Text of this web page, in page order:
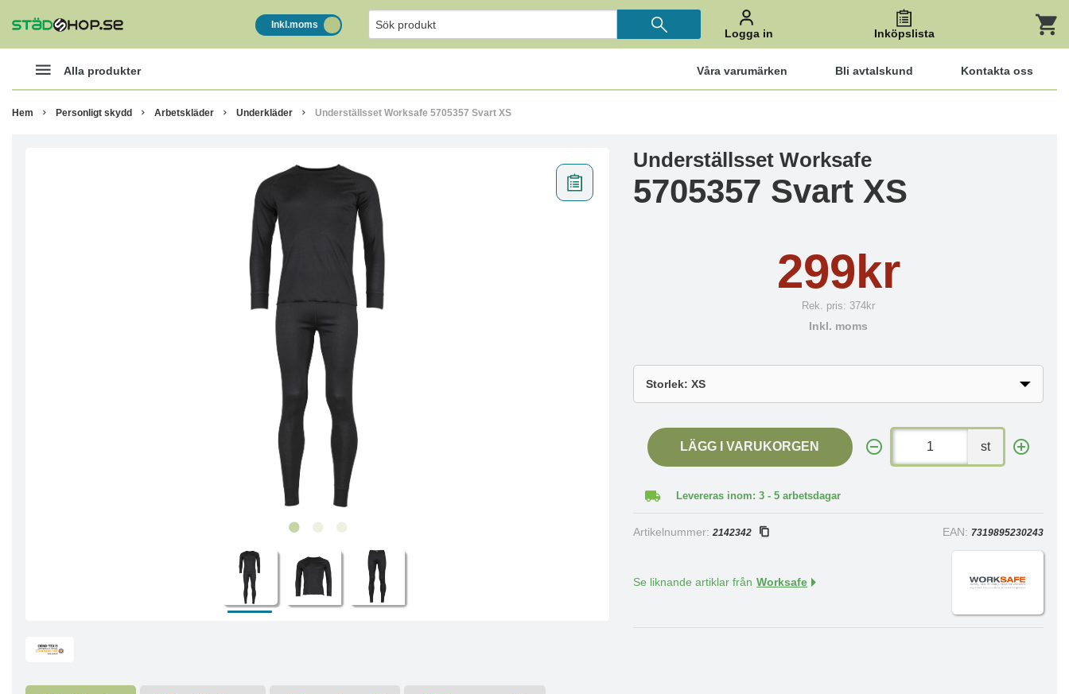
Inkl.moms
Logga in Inköpslista
Alla produkter Våra varumärken Bli avtalskund Kontakta oss
Hem Personligt skydd Arbetskläder Underkläder Underställsset Worksafe 5705357 Svart XS
Underställsset Worksafe
5705357 Svart XS
299kr
Rek. pris: 374kr
Inkl. moms
LÄGG I VARUKORGEN st
Levereras inom: 3 - 5 arbetsdagar
Artikelnummer:2142342 EAN: 7319895230243
Se liknande artiklar från Worksafe